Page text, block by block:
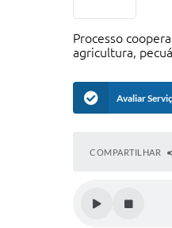
Processo
agricultura,
Avaliar
COMPARTILHAR